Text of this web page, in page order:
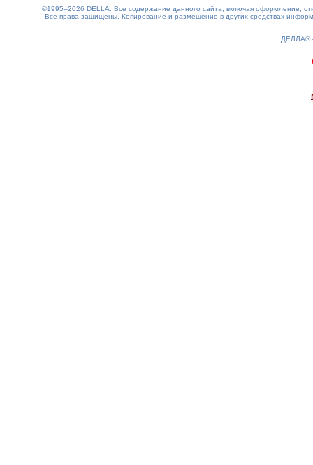
©1995–2026 DELLA. Все содержание данного сайта, включая оформление,
Все права защищены. Копирование и размещение в других средствах